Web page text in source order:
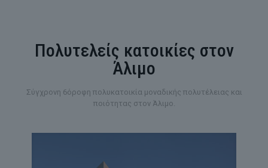
Πολυτελείς κατοικίες στον
Άλιμο
Σύγχρονη 6όροφη πολυκατοικία μοναδικής πολυτέλειας και
ποιότητας στον Άλιμο.